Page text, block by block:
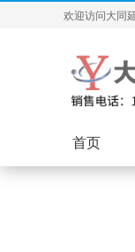
欢迎访问大同
首页